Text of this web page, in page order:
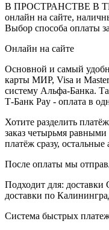
В ПРОСТРАНСТВЕ В
онлайн на сайте,
Выбор способа оплаты
Онлайн на сайте
Основной и самый
карты МИР, Visa и
систему Альфа-Банка.
Т-Банк Pay - оплата в
Хотите разделить
заказ четырьмя
платёж сразу,
После оплаты мы
Подходит для: доставки
доставки по
Система быстрых